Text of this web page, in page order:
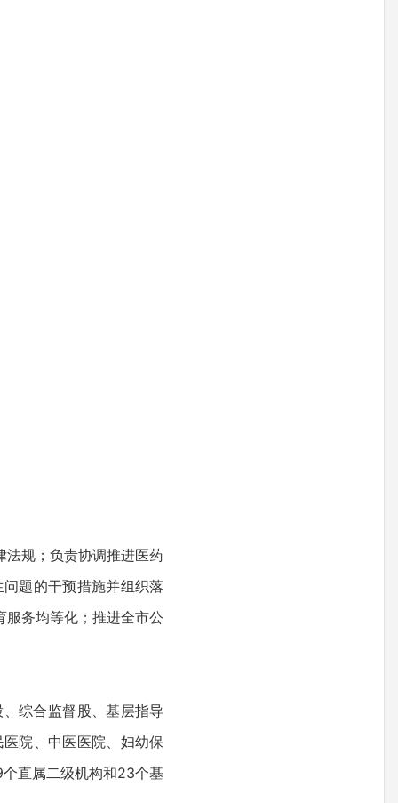
法规；负责协调推进医药
题的干预措施并组织落
务均等化；推进全市公
综合监督股、基层指导
院、中医医院、妇幼保
直属二级机构和23个基